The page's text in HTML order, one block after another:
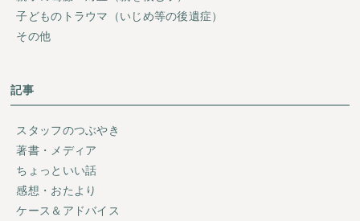
子どものトラウマ（いじめ等の後遺症）
その他
記事
スタッフのつぶやき
著書・メディア
ちょっといい話
感想・おたより
ケース＆アドバイス